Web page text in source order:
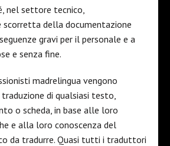
nel settore tecnico,
scorretta della documentazione
gravi per il personale e a
e senza fine.
madrelingua vengono
di qualsiasi testo,
o scheda, in base alle loro
e alla loro conoscenza del
da tradurre. Quasi tutti i traduttori